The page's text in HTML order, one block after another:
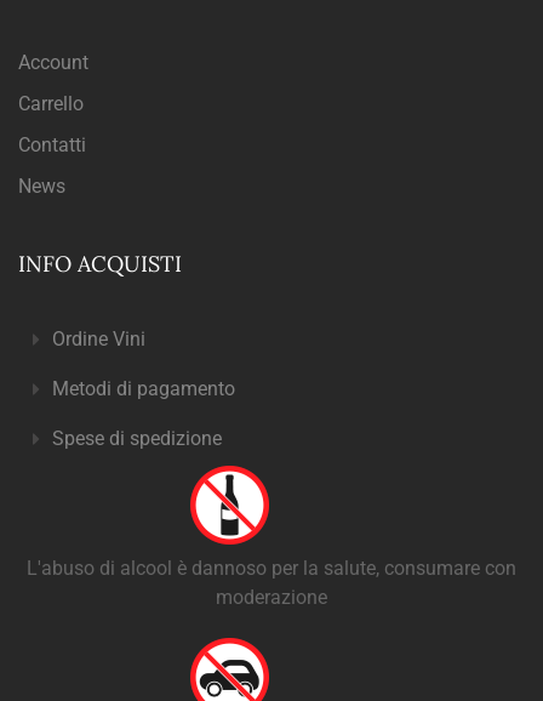
Account
Carrello
Contatti
News
INFO ACQUISTI
Ordine Vini
Metodi di pagamento
Spese di spedizione
L'abuso di alcool è dannoso per la salute, consumare con
moderazione